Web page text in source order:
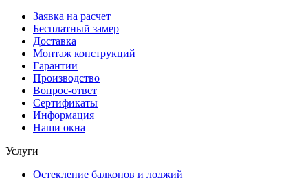
Заявка на расчет
Бесплатный замер
Доставка
Монтаж конструкций
Гарантии
Производство
Вопрос-ответ
Сертификаты
Информация
Наши окна
Услуги
Остекление балконов и лоджий